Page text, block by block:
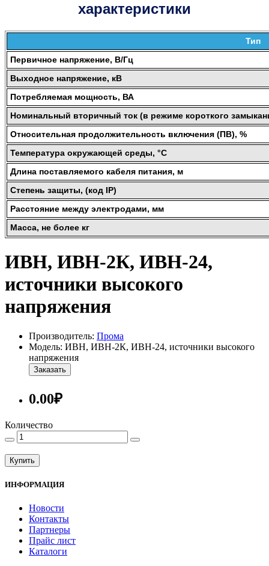
характеристики
Тип
Первичное напряжение, В/Гц
Выходное напряжение, кВ
Потребляемая мощность, ВА
Номинальный вторичный ток (в режиме короткого
Относительная продолжительность включения (ПВ), %
Температура окружающей среды, °С
Длина поставляемого кабеля питания, м
Степень защиты, (код IP)
Расстояние между электродами, мм
Масса, не более кг
ИВН, ИВН-2К, ИВН-24,
источники высокого
напряжения
Производитель: Прома
Модель: ИВН, ИВН-2К, ИВН-24, источники высокого
напряжения
Заказать
0.00₽
Количество
Купить
ИНФОРМАЦИЯ
Новости
Контакты
Партнеры
Прайс лист
Каталоги